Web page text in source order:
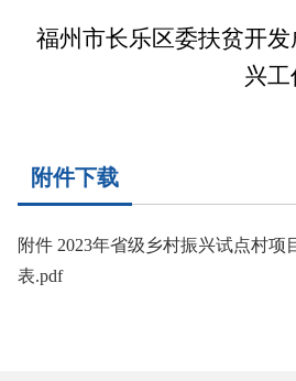
福州市长乐区委扶贫开
兴
附件下载
附件 2023年省级乡村振兴试点村项
表.pdf